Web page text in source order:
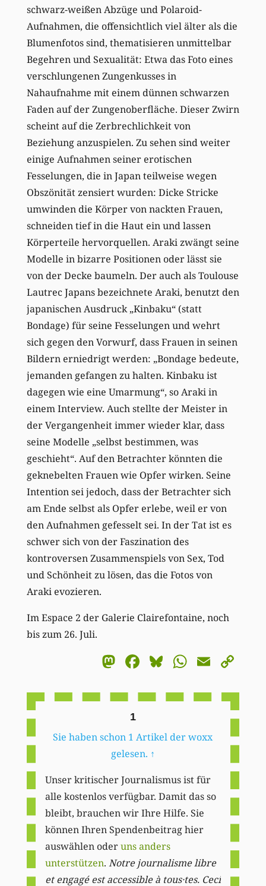
schwarz-weißen Abzüge und Polaroid-
Aufnahmen, die offensichtlich viel älter als die
Blumenfotos sind, thematisieren unmittelbar
Begehren und Sexualität: Etwa das Foto eines
verschlungenen Zungenkusses in
Nahaufnahme mit einem dünnen schwarzen
Faden auf der Zungenoberfläche. Dieser Zwirn
scheint auf die Zerbrechlichkeit von
Beziehung anzuspielen. Zu sehen sind weiter
einige Aufnahmen seiner erotischen
Fesselungen, die in Japan teilweise wegen
Obszönität zensiert wurden: Dicke Stricke
umwinden die Körper von nackten Frauen,
schneiden tief in die Haut ein und lassen
Körperteile hervorquellen. Araki zwängt seine
Modelle in bizarre Positionen oder lässt sie
von der Decke baumeln. Der auch als Toulouse
Lautrec Japans bezeichnete Araki, benutzt den
japanischen Ausdruck „Kinbaku“ (statt
Bondage) für seine Fesselungen und wehrt
sich gegen den Vorwurf, dass Frauen in seinen
Bildern erniedrigt werden: „Bondage bedeute,
jemanden gefangen zu halten. Kinbaku ist
dagegen wie eine Umarmung“, so Araki in
einem Interview. Auch stellte der Meister in
der Vergangenheit immer wieder klar, dass
seine Modelle „selbst bestimmen, was
geschieht“. Auf den Betrachter könnten die
geknebelten Frauen wie Opfer wirken. Seine
Intention sei jedoch, dass der Betrachter sich
am Ende selbst als Opfer erlebe, weil er von
den Aufnahmen gefesselt sei. In der Tat ist es
schwer sich von der Faszination des
kontroversen Zusammenspiels von Sex, Tod
und Schönheit zu lösen, das die Fotos von
Araki evozieren.
Im Espace 2 der Galerie Clairefontaine, noch
bis zum 26. Juli.
Mastodon
Facebook
BlueskyEmail
1
Sie haben schon 1 Artikel der woxx
gelesen. ↑
Unser kritischer Journalismus ist für
alle kostenlos verfügbar. Damit das so
bleibt, brauchen wir Ihre Hilfe. Sie
können Ihren Spendenbeitrag hier
auswählen oderuns anders
unterstützen. Notre journalisme libre
et engagé est accessible à tous·tes. Ceci